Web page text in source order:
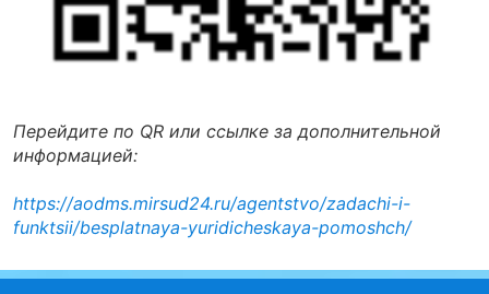
Перейдите по QR или ссылке за дополнительной
информацией:
https://aodms.mirsud24.ru/agentstvo/zadachi-i-
funktsii/besplatnaya-yuridicheskaya-pomoshch/